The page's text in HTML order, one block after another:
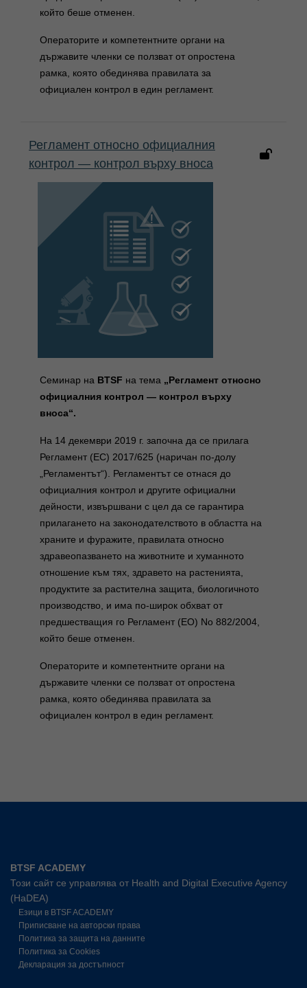
който беше отменен.
Операторите и компетентните органи на
държавите членки се ползват от опростена
рамка, която обединява правилата за
официален контрол в един регламент.
Регламент относно официалния
контрол — контрол върху вноса
Семинар на BTSF на тема „Регламент относно
официалния контрол — контрол върху
вноса“.
На 14 декември 2019 г. започна да се прилага
Регламент (ЕС) 2017/625 (наричан по-долу
„Регламентът“). Регламентът се отнася до
официалния контрол и другите официални
дейности, извършвани с цел да се гарантира
прилагането на законодателството в областта на
храните и фуражите, правилата относно
здравеопазването на животните и хуманното
отношение към тях, здравето на растенията,
продуктите за растителна защита, биологичното
производство, и има по-широк обхват от
предшестващия го Регламент (ЕО) No 882/2004,
който беше отменен.
Операторите и компетентните органи на
държавите членки се ползват от опростена
рамка, която обединява правилата за
официален контрол в един регламент.
BTSF ACADEMY
Този сайт се управлява от Health and Digital Executive Agency
(HaDEA)
Езици в BTSF ACADEMY
Приписване на авторски права
Политика за защита на данните
Политика за Cookies
Декларация за достъпност